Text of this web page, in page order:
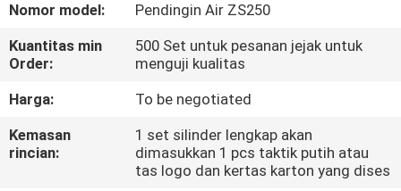
TUR
PABRIK
KONTROL
KUALITAS
Nomor model:
Pendingin Air ZS250
Kuantitas min
Order:
500 Set untuk pesanan jejak untuk
menguji kualitas
Harga:
To be negotiated
Kemasan
rincian:
1 set silinder lengkap akan
dimasukkan 1 pcs taktik putih atau
tas logo dan kertas karton yang dises